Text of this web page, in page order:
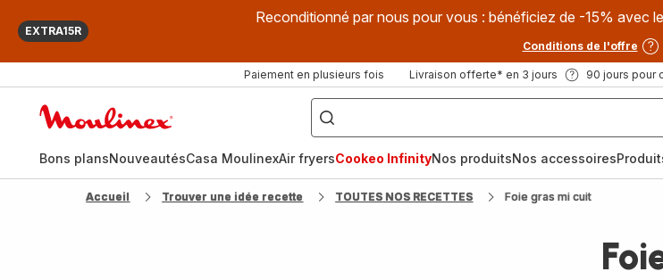
EXTRA15R
Reconditionné par nous pour vous : bénéficiez de -15% avec
Conditions de l'offre
Paiement en plusieurs fois Livraison offerte* en 3 jours 90 jours pour
["Que
recherchez-
vous
?",
fryer",
"Companion"]
Bons plansNouveautésCasa MoulinexAir fryersCookeo InfinityNos produitsNos accessoires
Accueil Trouver une idée recette TOUTES NOS RECETTES Foie gras mi cuit